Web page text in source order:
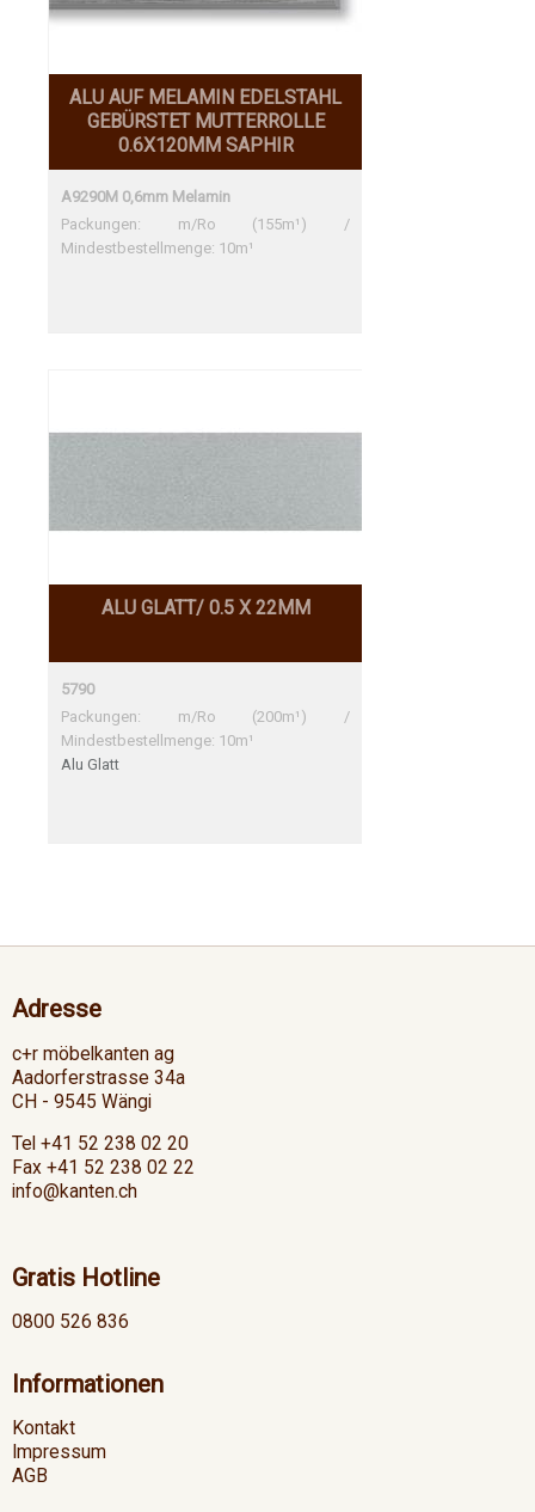
ALU AUF MELAMIN EDELSTAHL
GEBÜRSTET MUTTERROLLE
0.6X120MM SAPHIR
A9290M 0,6mm Melamin
Packungen: m/Ro (155m¹) /
Mindestbestellmenge: 10m¹
ALU GLATT/ 0.5 X 22MM
5790
Packungen: m/Ro (200m¹) /
Mindestbestellmenge: 10m¹
Alu Glatt
Adresse
c+r möbelkanten ag
Aadorferstrasse 34a
CH - 9545 Wängi
Tel +41 52 238 02 20
Fax +41 52 238 02 22
info@kanten.ch
Gratis Hotline
0800 526 836
Informationen
Kontakt
Impressum
AGB